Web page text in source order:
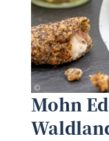
©Waldland
Mohn